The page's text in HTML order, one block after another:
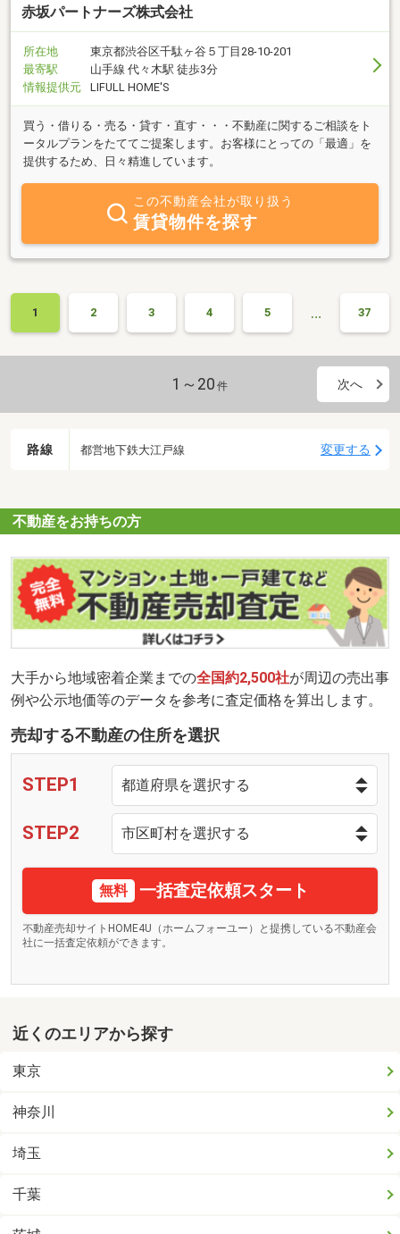
赤坂パートナーズ株式会社
所在地
東京都渋谷区千駄ヶ谷５丁目28-10-201
最寄駅
山手線 代々木駅 徒歩3分
情報提供元
LIFULL HOME'S
買う・借りる・売る・貸す・直す・・・不動産に関するご相談をト
ータルプランをたててご提案します。お客様にとっての「最適」を
提供するため、日々精進しています。
この不動産会社が取り扱う
賃貸物件を探す
1 2 3 4 5 … 37
1～20 件 次へ
路線 都営地下鉄大江戸線 変更する
不動産をお持ちの方
大手から地域密着企業までの全国約2,500社が周辺の売出事
例や公示地価等のデータを参考に査定価格を算出します。
売却する不動産の住所を選択
STEP1
STEP2
無料 一括査定依頼スタート
不動産売却サイトHOME4U（ホームフォーユー）と提携している不動産会
社に一括査定依頼ができます。
近くのエリアから探す
東京
神奈川
埼玉
千葉